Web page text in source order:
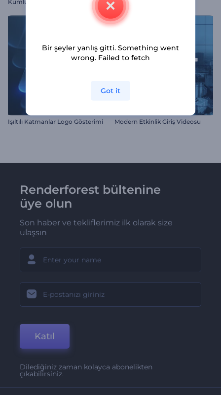
Kumlu Giriş Logo Altıgen Çizim Logo
Işıltılı Katmanlar Logo Gösterimi Modern Etkinlik Giriş Videosu
Renderforest bültenine
üye olun
Son haber ve tekliflerimiz ilk olarak size
ulaşsın
Katıl
Dilediğiniz zaman kolayca abonelikten
çıkabilirsiniz.
Bir şeyler yanlış gitti. Something went
wrong. Failed to fetch
Got it